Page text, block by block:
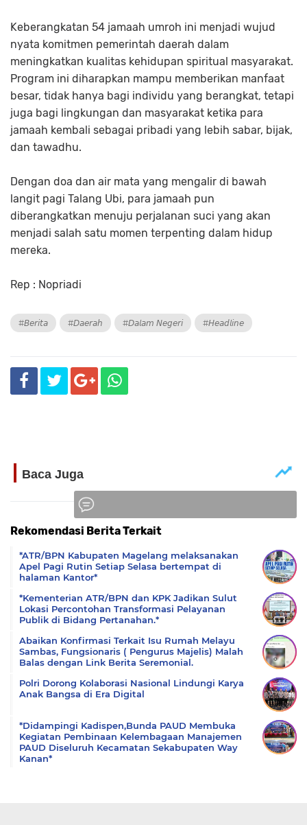
Keberangkatan 54 jamaah umroh ini menjadi wujud
nyata komitmen pemerintah daerah dalam
meningkatkan kualitas kehidupan spiritual masyarakat.
Program ini diharapkan mampu memberikan manfaat
besar, tidak hanya bagi individu yang berangkat, tetapi
juga bagi lingkungan dan masyarakat ketika para
jamaah kembali sebagai pribadi yang lebih sabar, bijak,
dan tawadhu.
Dengan doa dan air mata yang mengalir di bawah
langit pagi Talang Ubi, para jamaah pun
diberangkatkan menuju perjalanan suci yang akan
menjadi salah satu momen terpenting dalam hidup
mereka.
Rep : Nopriadi
#𝘉𝘦𝘳𝘪𝘵𝘢 #𝘋𝘢𝘦𝘳𝘢𝘩 #𝘋𝘢𝘭𝘢𝘮 𝘕𝘦𝘨𝘦𝘳𝘪 #𝘏𝘦𝘢𝘥𝘭𝘪𝘯𝘦
Rekomendasi Berita Terkait
*ATR/BPN Kabupaten Magelang melaksanakan
Apel Pagi Rutin Setiap Selasa bertempat di
halaman Kantor*
*Kementerian ATR/BPN dan KPK Jadikan Sulut
Lokasi Percontohan Transformasi Pelayanan
Publik di Bidang Pertanahan.*
Abaikan Konfirmasi Terkait Isu Rumah Melayu
Sambas, Fungsionaris ( Pengurus Majelis) Malah
Balas dengan Link Berita Seremonial.
Polri Dorong Kolaborasi Nasional Lindungi Karya
Anak Bangsa di Era Digital
*Didampingi Kadispen,Bunda PAUD Membuka
Kegiatan Pembinaan Kelembagaan Manajemen
PAUD Diseluruh Kecamatan Sekabupaten Way
Kanan*